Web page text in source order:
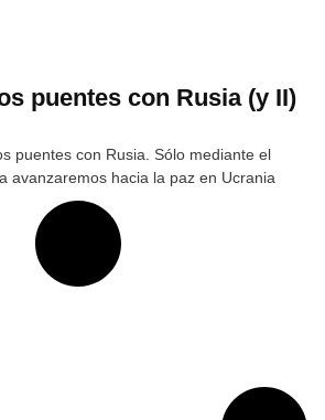
puentes con Rusia (y II)
puentes con Rusia. Sólo mediante el
avanzaremos hacia la paz en Ucrania